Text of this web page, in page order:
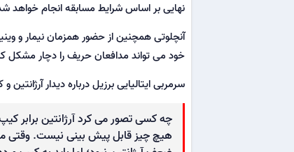
نهایی بر اساس شرایط مسابقه انجام خواهد
آنچلوتی همچنین از حضور همزمان نیمار و
خود می تواند مدافعان حریف را دچار مشکل
سرمربی ایتالیایی برزیل درباره دیدار
چه کسی تصور می کرد آرژانتین برابر
هیچ چیز قابل پیش بینی نیست. وقتی